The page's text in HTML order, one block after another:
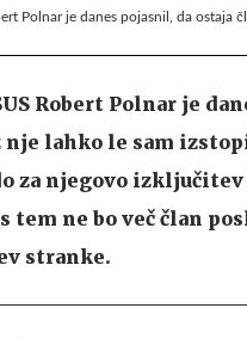
Polnar je danes pojasnil, da ostaja
Robert Polnar je
nje lahko le sam
za njegovo izključitev
tem ne bo več član
stranke.